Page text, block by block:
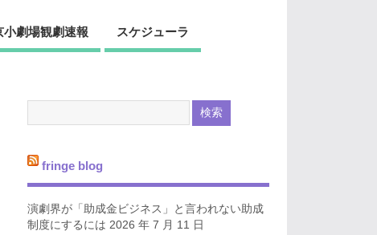
小劇場観劇速報 スケジューラ
fringe blog
演劇界が「助成金ビジネス」と言われない助成
制度にするには 2026 年 7 月 11 日